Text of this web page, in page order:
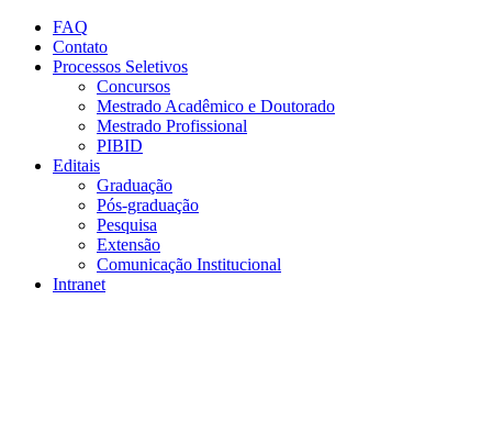
Conteúdo principal
FAQ
Contato
Processos Seletivos
Concursos
Mestrado Acadêmico e Doutorado
Mestrado Profissional
PIBID
Editais
Graduação
Pós-graduação
Pesquisa
Extensão
Comunicação Institucional
Intranet